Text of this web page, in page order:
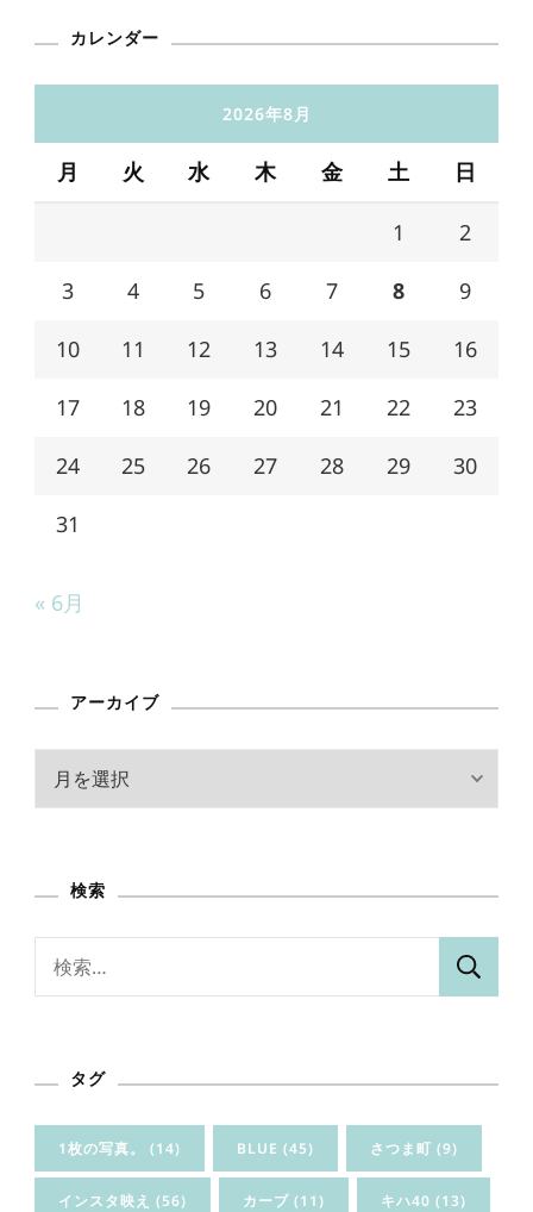
カレンダー
2026年8月
月 火 水 木 金 土 日
1 2
3 4 5 6 7 8 9
10 11 12 13 14 15 16
17 18 19 20 21 22 23
24 25 26 27 28 29 30
31
« 6月
アーカイブ
ブ
検索
タグ
1枚の写真。 (14) BLUE (45) さつま町 (9)
インスタ映え (56) カーブ (11) キハ40 (13)